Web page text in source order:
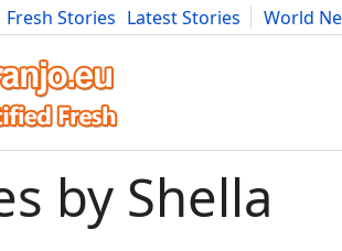
Fresh Stories Latest Stories
World
Art Cars Advice Science
by Shella